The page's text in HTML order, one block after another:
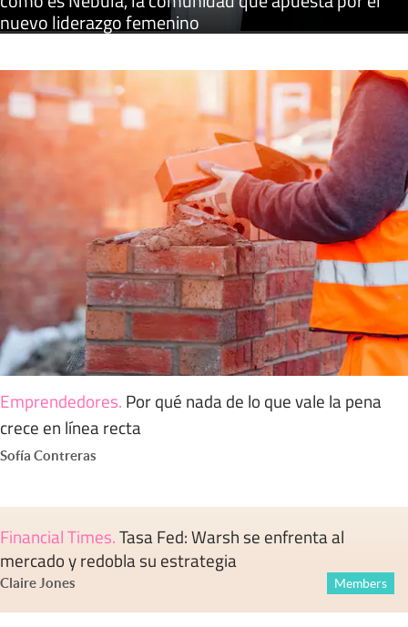
nuevo liderazgo femenino
Emprendedores. Por qué nada de lo que vale la pena
crece en línea recta
Sofía Contreras
Financial Times.Tasa Fed: Warsh se enfrenta al
mercado y redobla su estrategia
Claire Jones Members